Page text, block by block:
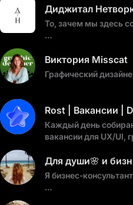
Диджитал
То, зачем мы здесь
видеомонтажеры,
digital-спецы!
можно найти
Автор: Полина
видео
Виктория Misscat
Графический
Rost | Вакансии |
Каждый день
вакансии для UX/UI,
Больше в Telegram
https://t.me/
Для души🌸 и
Я бизнес-